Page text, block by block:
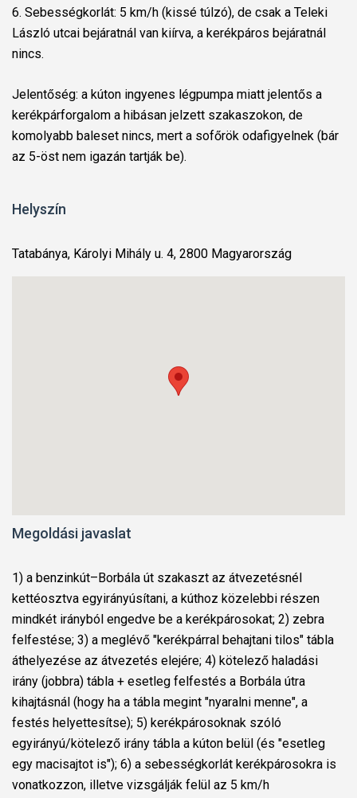
6. Sebességkorlát: 5 km/h (kissé túlzó), de csak a Teleki
László utcai bejáratnál van kiírva, a kerékpáros bejáratnál
nincs.
Jelentőség: a kúton ingyenes légpumpa miatt jelentős a
kerékpárforgalom a hibásan jelzett szakaszokon, de
komolyabb baleset nincs, mert a sofőrök odafigyelnek (bár
az 5-öst nem igazán tartják be).
Helyszín
Tatabánya, Károlyi Mihály u. 4, 2800 Magyarország
Megoldási javaslat
1) a benzinkút–Borbála út szakaszt az átvezetésnél
kettéosztva egyirányúsítani, a kúthoz közelebbi részen
mindkét irányból engedve be a kerékpárosokat; 2) zebra
felfestése; 3) a meglévő "kerékpárral behajtani tilos" tábla
áthelyezése az átvezetés elejére; 4) kötelező haladási
irány (jobbra) tábla + esetleg felfestés a Borbála útra
kihajtásnál (hogy ha a tábla megint "nyaralni menne", a
festés helyettesítse); 5) kerékpárosoknak szóló
egyirányú/kötelező irány tábla a kúton belül (és "esetleg
egy macisajtot is"); 6) a sebességkorlát kerékpárosokra is
vonatkozzon, illetve vizsgálják felül az 5 km/h